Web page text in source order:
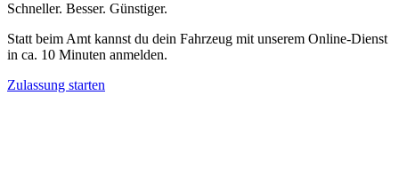
Schneller. Besser. Günstiger.
Statt beim Amt kannst du dein Fahrzeug mit unserem Online-Dienst
in ca. 10 Minuten anmelden.
Zulassung starten